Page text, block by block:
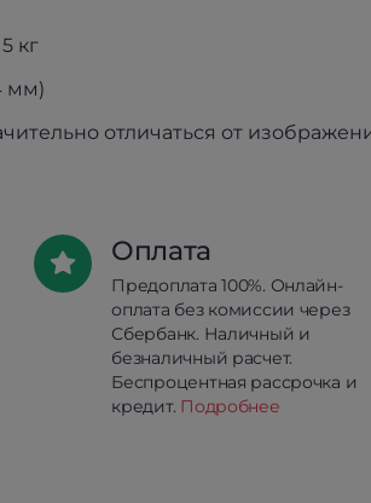
5 кг
мм)
отличаться от
Оплата
Предоплата 100%. Онлайн-
оплата без комиссии через
Сбербанк. Наличный и
безналичный расчет.
Беспроцентная рассрочка и
кредит. Подробнее